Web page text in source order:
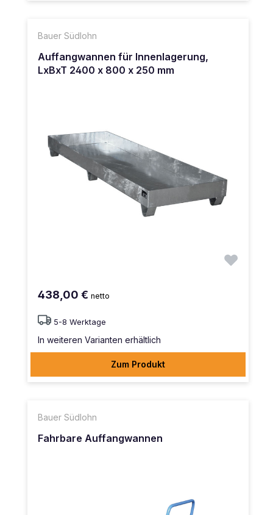
Bauer Südlohn
Auffangwannen für Innenlagerung,
LxBxT 2400 x 800 x 250 mm
438,00 € netto
5-8 Werktage
In weiteren Varianten erhältlich
Zum Produkt
Bauer Südlohn
Fahrbare Auffangwannen